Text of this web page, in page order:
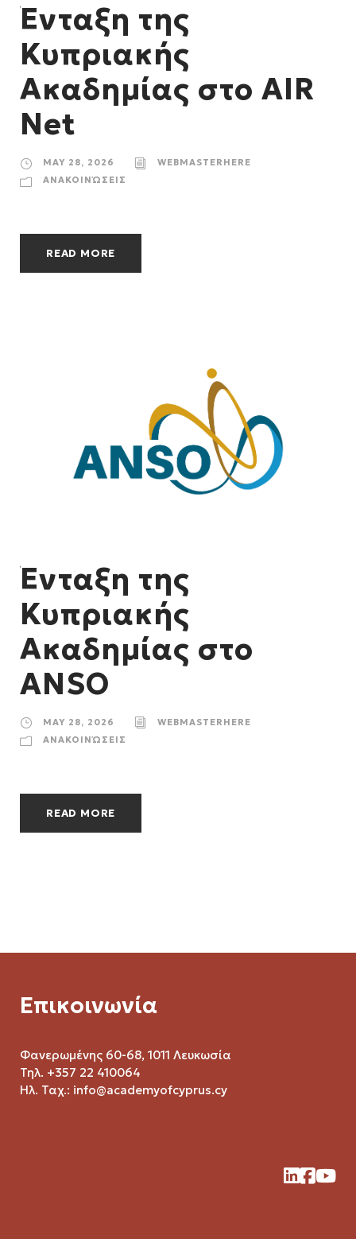
Ένταξη της
Κυπριακής
Ακαδημίας στο AIR
Net
MAY 28, 2026
WEBMASTERHERE
ΑΝΑΚΟΙΝΏΣΕΙΣ
READ MORE
Ένταξη της
Κυπριακής
Ακαδημίας στο
ANSO
MAY 28, 2026
WEBMASTERHERE
ΑΝΑΚΟΙΝΏΣΕΙΣ
READ MORE
Επικοινωνία
Φανερωμένης 60-68, 1011 Λευκωσία
Τηλ. +357 22 410064
Ηλ. Ταχ.: info@academyofcyprus.cy